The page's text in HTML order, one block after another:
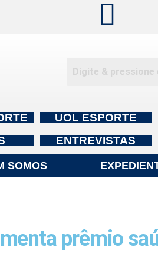
UOL ESPORTE
ENTREVISTAS
SOMOS
prêmio